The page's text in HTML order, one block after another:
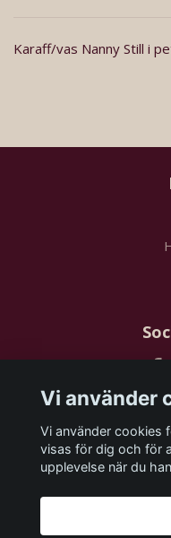
Karaff/vas Nanny Still i
Vi använder
Vi använder cookies
visas för dig och för
upplevelse när du